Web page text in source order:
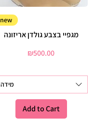
new
מגפיי בצבע גולדן אריזונה
Price
₪500.00
מידה
Add to Cart